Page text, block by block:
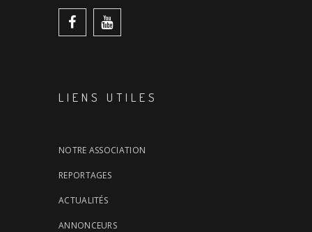
LIENS UTILES
NOTRE ASSOCIATION
REPORTAGES
ACTUALITÉS
ANNONCEURS